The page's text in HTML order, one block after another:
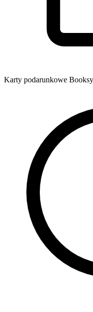
Karty podarunkowe Booksy